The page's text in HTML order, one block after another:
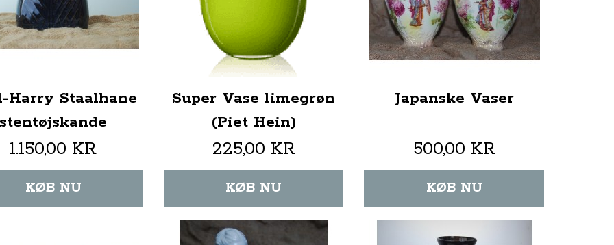
Harry Staalhane
stentøjskande
1.150,00 KR
KØB NU
Super Vase limegrøn
(Piet Hein)
225,00 KR
KØB NU
Japanske Vaser
500,00 KR
KØB NU